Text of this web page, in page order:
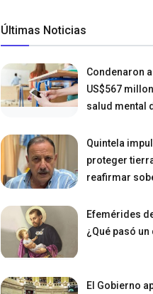
Últimas Noticias
Condenaron
US$567
salud mental
Quintela
proteger
reafirmar
Efemérides
¿Qué pasó
El Gobierno